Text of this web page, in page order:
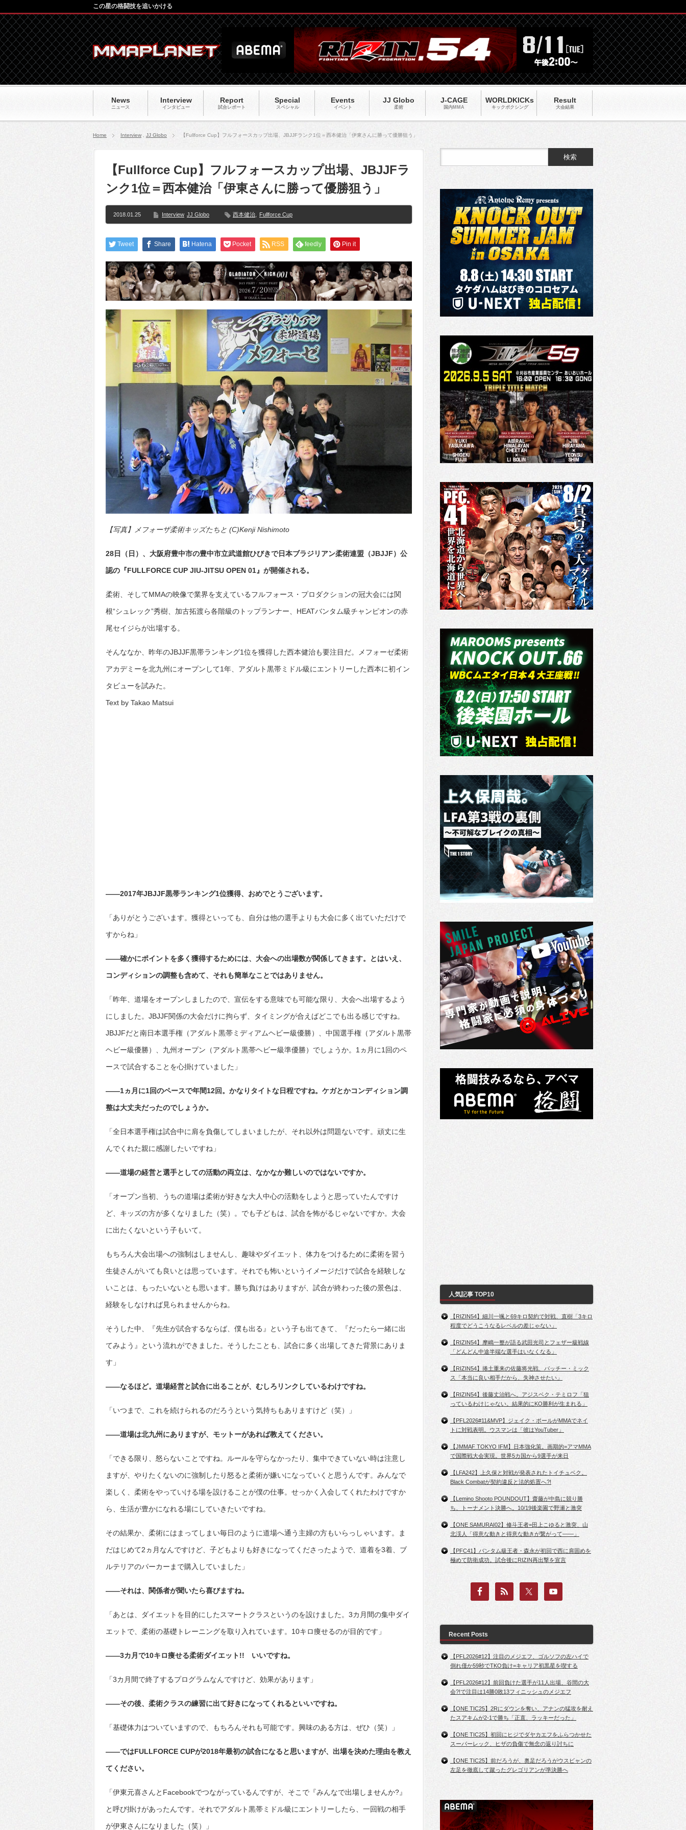
News
ニュース
Interview
インタビュー
Report
試合レポート
Special
スペシャル
Events
イベント
JJ Globo
柔術
J-CAGE
国内MMA
WORLDKICKs
キックポクシング
Result
大会結果
この星の格闘技を追いかける
Home Interview JJ Globo 【Fullforce Cup】フルフォースカップ出場、JBJJFランク1位＝西本健治「伊東さんに勝って優勝狙う」
【Fullforce Cup】フルフォースカップ出場、JBJJFラ
ンク1位＝西本健治「伊東さんに勝って優勝狙う」
2018.01.25 Interview JJ Globo 西本健治 Fullforce Cup
Tweet Share Hatena Pocket RSS feedly Pin it
【写真】メフォーザ柔術キッズたちと (C)Kenji Nishimoto
28日（日）、大阪府豊中市の豊中市立武道館ひびきで日本ブラジリアン柔術連盟（JBJJF）公
認の『FULLFORCE CUP JIU-JITSU OPEN 01』が開催される。
柔術、そしてMMAの映像で業界を支えているフルフォース・プロダクションの冠大会には関
根“シュレック”秀樹、加古拓渡ら各階級のトップランナー、HEATバンタム級チャンピオンの赤
尾セイジらが出場する。
そんななか、昨年のJBJJF黒帯ランキング1位を獲得した西本健治も要注目だ。メフォーゼ柔術
アカデミーを北九州にオープンして1年、アダルト黒帯ミドル級にエントリーした西本に初イン
タビューを試みた。
Text by Takao Matsui
――2017年JBJJF黒帯ランキング1位獲得、おめでとうございます。
「ありがとうございます。獲得といっても、自分は他の選手よりも大会に多く出ていただけで
すからね」
――確かにポイントを多く獲得するためには、大会への出場数が関係してきます。とはいえ、
コンディションの調整も含めて、それも簡単なことではありません。
「昨年、道場をオープンしましたので、宣伝をする意味でも可能な限り、大会へ出場するよう
にしました。JBJJF関係の大会だけに拘らず、タイミングが合えばどこでも出る感じですね。
JBJJFだと南日本選手権（アダルト黒帯ミディアムヘビー級優勝）、中国選手権（アダルト黒帯
ヘビー級優勝）、九州オープン（アダルト黒帯ヘビー級準優勝）でしょうか。1ヵ月に1回のペ
ースで試合することを心掛けていました」
――1ヵ月に1回のペースで年間12回。かなりタイトな日程ですね。ケガとかコンディション調
整は大丈夫だったのでしょうか。
「全日本選手権は試合中に肩を負傷してしまいましたが、それ以外は問題ないです。頑丈に生
んでくれた親に感謝したいですね」
――道場の経営と選手としての活動の両立は、なかなか難しいのではないですか。
「オープン当初、うちの道場は柔術が好きな大人中心の活動をしようと思っていたんですけ
ど、キッズの方が多くなりました（笑）。でも子どもは、試合を怖がるじゃないですか。大会
に出たくないという子もいて。
もちろん大会出場への強制はしませんし、趣味やダイエット、体力をつけるために柔術を習う
生徒さんがいても良いとは思っています。それでも怖いというイメージだけで試合を経験しな
いことは、もったいないとも思います。勝ち負けはありますが、試合が終わった後の景色は、
経験をしなければ見られませんからね。
そうした中、『先生が試合するならば、僕も出る』という子も出てきて、『だったら一緒に出
てみよう』という流れができました。そうしたことも、試合に多く出場してきた背景にありま
す」
――なるほど。道場経営と試合に出ることが、むしろリンクしているわけですね。
「いつまで、これを続けられるのだろうという気持ちもありますけど（笑）」
――道場は北九州にありますが、モットーがあれば教えてください。
「できる限り、怒らないことですね。ルールを守らなかったり、集中できていない時は注意し
ますが、やりたくないのに強制したり怒ると柔術が嫌いになっていくと思うんです。みんなで
楽しく、柔術をやっていける場を設けることが僕の仕事。せっかく入会してくれたわけですか
ら、生活が豊かになれる場にしていきたいですね。
その結果か、柔術にはまってしまい毎日のように道場へ通う主婦の方もいらっしゃいます。ま
だはじめて2ヵ月なんですけど、子どもよりも好きになってくださったようで、道着を3着、ブ
ルテリアのパーカーまで購入していました」
――それは、関係者が聞いたら喜びますね。
「あとは、ダイエットを目的にしたスマートクラスというのを設けました。3カ月間の集中ダイ
エットで、柔術の基礎トレーニングを取り入れています。10キロ痩せるのが目的です」
――3カ月で10キロ痩せる柔術ダイエット!! いいですね。
「3カ月間で終了するプログラムなんですけど、効果があります」
――その後、柔術クラスの練習に出て好きになってくれるといいですね。
「基礎体力はついていますので、もちろんそれも可能です。興味のある方は、ぜひ（笑）」
――ではFULLFORCE CUPが2018年最初の試合になると思いますが、出場を決めた理由を教え
てください。
「伊東元喜さんとFacebookでつながっているんですが、そこで『みんなで出場しませんか?』
と呼び掛けがあったんです。それでアダルト黒帯ミドル級にエントリーしたら、一回戦の相手
が伊東さんになりました（笑）」
人気記事 TOP10
【RIZIN54】細川一颯と69キロ契約で対戦、直樹「3キロ
程度でどうこうなるレベルの差じゃない」
【RIZIN54】摩嶋一整が語る武田光司とフェザー級戦線
「どんどん中途半端な選手はいなくなる」
【RIZIN54】捲土重来の佐藤将光戦、パッチー・ミック
ス「本当に良い相手だから、失神させたい」
【RIZIN54】後藤丈治戦へ。アジスベク・テミロフ「狙
っているわけじゃない。結果的にKO勝利が生まれる」
【PFL2026#11&MVP】ジェイク・ポールがMMAでネイ
トに対戦表明。ウスマンは「彼はYouTuber」
【JMMAF TOKYO IFM】日本強化策。画期的=アマMMA
で国際戦大会実現。世界5カ国から9選手が来日
【LFA242】上久保と対戦が発表されたトイチュベク。
Black Combatが契約違反と法的処置へ?!
【Lemino Shooto POUNDOUT】齋藤が中島に競り勝
ち、トーナメント決勝へ。10/19後楽園で野瀬と激突
【ONE SAMURAI02】修斗王者=田上こゆると激突、山
北渓人「得意な動きと得意な動きが繋がって――」
【PFC41】バンタム級王者・森永が初回で西に肩固めを
極めて防衛成功。試合後にRIZIN再出撃を宣言
Recent Posts
【PFL2026#12】注目のメジエフ、ゴルソフの左ハイで
倒れ僅か59秒でTKO負け=キャリア初黒星を喫する
【PFL2026#12】前回負けた選手が11人出場、谷間の大
会?!で注目は14勝0敗13フィニッシュのメジエフ
【ONE TIC25】2Rにダウンを奪い、アナンの猛攻を耐え
たスアキムが2-1で勝ち「正直、ラッキーだった」
【ONE TIC25】初回にヒジでダヤカエフをふらつかせた
スーパーレック、ヒザの負傷で無念の返り討ちに
【ONE TIC25】前だろうが、奥足だろうがウスビャンの
左足を徹底して蹴ったグレゴリアンが準決勝へ